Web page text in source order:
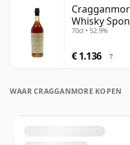
Whisky
70cl • 52.9%
€ 1.136 ?
WAAR CRAGGANMORE KOPEN